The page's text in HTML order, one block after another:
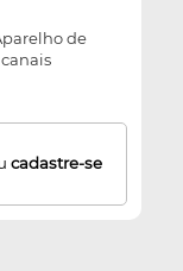
de
cadastre-se